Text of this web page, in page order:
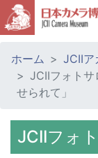
ホーム JCIIア
JCIIフォトサ
せられて」
JCIIフォ